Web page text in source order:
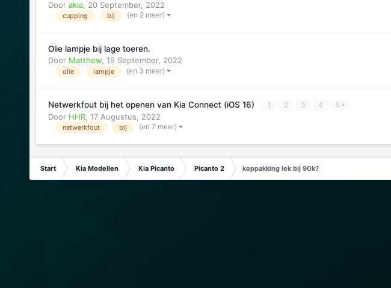
Door akia, 20 September, 2022
cupping bij (en 2 meer)
Olie lampje bij lage toeren.
Door Matthew, 19 September, 2022
olie lampje (en 3 meer)
Netwerkfout bij het openen van Kia Connect (iOS 16) 1 2 3 4 5
Door HHR, 17 Augustus, 2022
netwerkfout bij (en 7 meer)
Start Kia Modellen Kia Picanto Picanto 2 koppakking lek bij 90k?